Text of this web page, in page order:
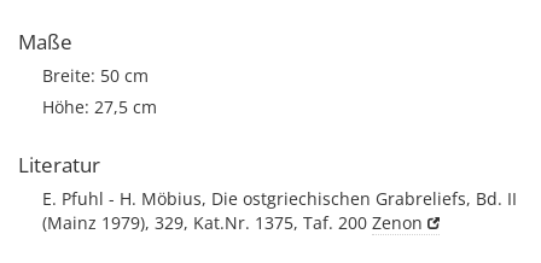
Maße
Breite: 50 cm
Höhe: 27,5 cm
Literatur
E. Pfuhl - H. Möbius, Die ostgriechischen Grabreliefs, Bd. II
(Mainz 1979), 329, Kat.Nr. 1375, Taf. 200 Zenon